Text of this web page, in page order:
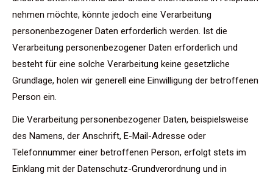
nehmen möchte, könnte jedoch eine Verarbeitung
personenbezogener Daten erforderlich werden. Ist die
Verarbeitung personenbezogener Daten erforderlich und
besteht für eine solche Verarbeitung keine gesetzliche
Grundlage, holen wir generell eine Einwilligung der betroffenen
Person ein.
Die Verarbeitung personenbezogener Daten, beispielsweise
des Namens, der Anschrift, E-Mail-Adresse oder
Telefonnummer einer betroffenen Person, erfolgt stets im
Einklang mit der Datenschutz-Grundverordnung und in